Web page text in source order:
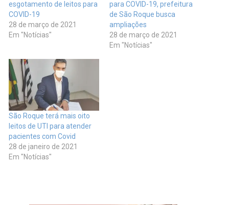
esgotamento de leitos para
COVID-19
28 de março de 2021
Em "Notícias"
para COVID-19, prefeitura
de São Roque busca
ampliações
28 de março de 2021
Em "Notícias"
São Roque terá mais oito
leitos de UTI para atender
pacientes com Covid
28 de janeiro de 2021
Em "Notícias"